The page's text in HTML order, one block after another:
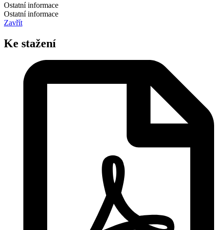
Ostatní informace
Ostatní informace
Zavřít
Ke stažení